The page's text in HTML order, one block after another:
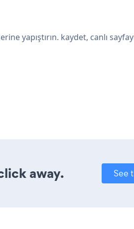
yapıştırın. kaydet, canlı
away. See